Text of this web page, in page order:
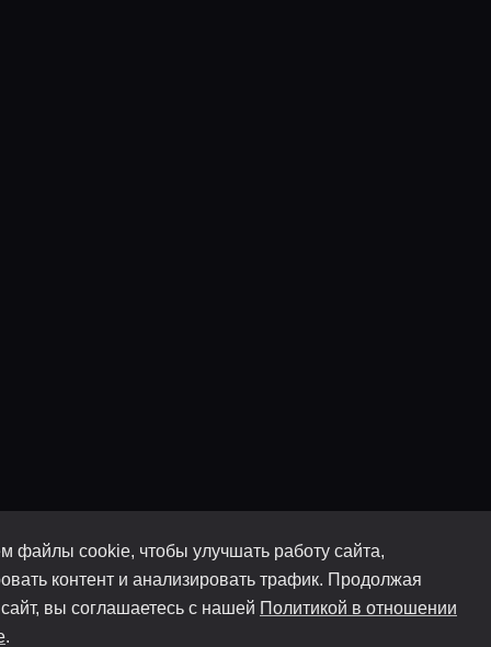
файлы cookie, чтобы улучшать работу сайта,
контент и анализировать трафик. Продолжая
вы соглашаетесь с нашей Политикой в отношении
.